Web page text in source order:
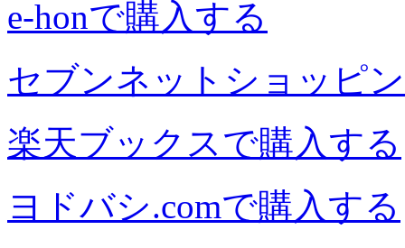
e-honで購入する
セブンネットショッピ
楽天ブックスで購入する
ヨドバシ.comで購入する